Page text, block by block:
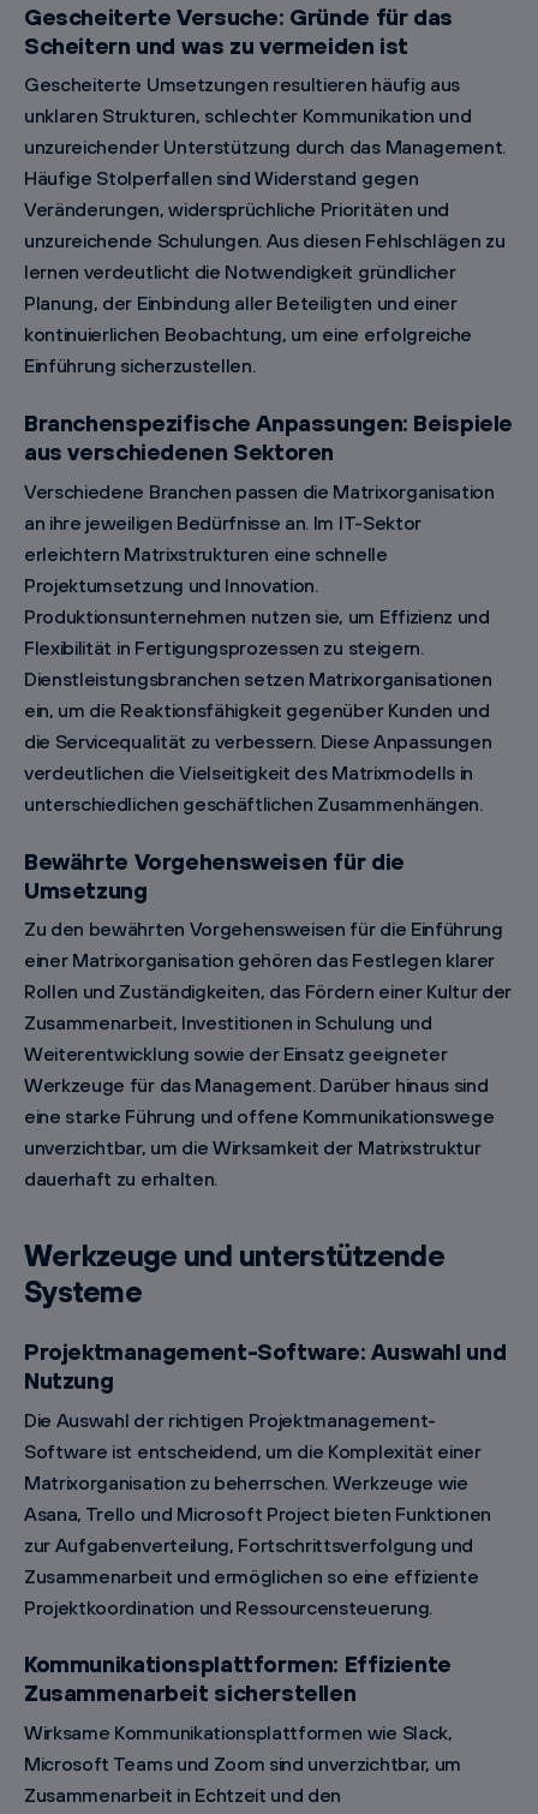
Gescheiterte Versuche: Gründe für das
Scheitern und was zu vermeiden ist
Gescheiterte Umsetzungen resultieren häufig aus
unklaren Strukturen, schlechter Kommunikation und
unzureichender Unterstützung durch das Management.
Häufige Stolperfallen sind Widerstand gegen
Veränderungen, widersprüchliche Prioritäten und
unzureichende Schulungen. Aus diesen Fehlschlägen zu
lernen verdeutlicht die Notwendigkeit gründlicher
Planung, der Einbindung aller Beteiligten und einer
kontinuierlichen Beobachtung, um eine erfolgreiche
Einführung sicherzustellen.
Branchenspezifische Anpassungen: Beispiele
aus verschiedenen Sektoren
Verschiedene Branchen passen die Matrixorganisation
an ihre jeweiligen Bedürfnisse an. Im IT-Sektor
erleichtern Matrixstrukturen eine schnelle
Projektumsetzung und Innovation.
Produktionsunternehmen nutzen sie, um Effizienz und
Flexibilität in Fertigungsprozessen zu steigern.
Dienstleistungsbranchen setzen Matrixorganisationen
ein, um die Reaktionsfähigkeit gegenüber Kunden und
die Servicequalität zu verbessern. Diese Anpassungen
verdeutlichen die Vielseitigkeit des Matrixmodells in
unterschiedlichen geschäftlichen Zusammenhängen.
Bewährte Vorgehensweisen für die
Umsetzung
Zu den bewährten Vorgehensweisen für die Einführung
einer Matrixorganisation gehören das Festlegen klarer
Rollen und Zuständigkeiten, das Fördern einer Kultur der
Zusammenarbeit, Investitionen in Schulung und
Weiterentwicklung sowie der Einsatz geeigneter
Werkzeuge für das Management. Darüber hinaus sind
eine starke Führung und offene Kommunikationswege
unverzichtbar, um die Wirksamkeit der Matrixstruktur
dauerhaft zu erhalten.
Werkzeuge und unterstützende
Systeme
Projektmanagement-Software: Auswahl und
Nutzung
Die Auswahl der richtigen Projektmanagement-
Software ist entscheidend, um die Komplexität einer
Matrixorganisation zu beherrschen. Werkzeuge wie
Asana, Trello und Microsoft Project bieten Funktionen
zur Aufgabenverteilung, Fortschrittsverfolgung und
Zusammenarbeit und ermöglichen so eine effiziente
Projektkoordination und Ressourcensteuerung.
Kommunikationsplattformen: Effiziente
Zusammenarbeit sicherstellen
Wirksame Kommunikationsplattformen wie Slack,
Microsoft Teams und Zoom sind unverzichtbar, um
Zusammenarbeit in Echtzeit und den